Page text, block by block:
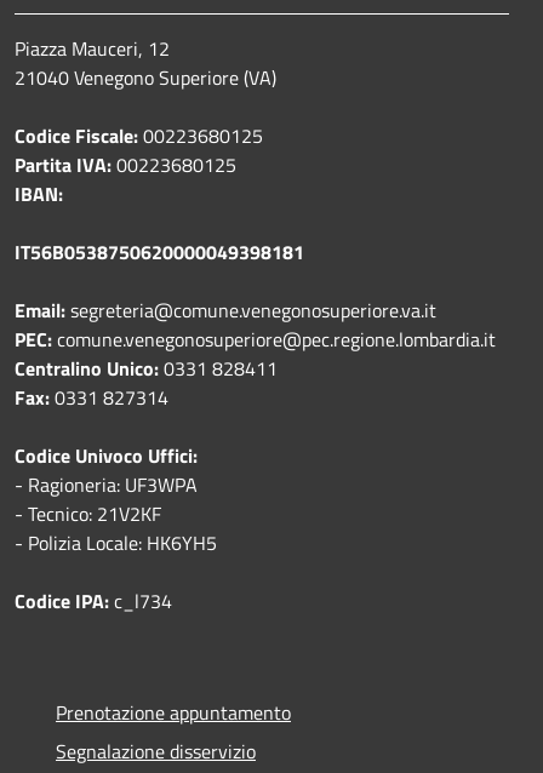
Piazza Mauceri, 12
21040 Venegono Superiore (VA)
Codice Fiscale:00223680125
Partita IVA:00223680125
IBAN:
IT56B0538750620000049398181
Email:segreteria@comune.venegonosuperiore.va.it
PEC:comune.venegonosuperiore@pec.regione.lombardia.it
Centralino Unico:0331 828411
Fax:0331 827314
Codice Univoco Uffici:
- Ragioneria: UF3WPA
- Tecnico: 21V2KF
- Polizia Locale: HK6YH5
Codice IPA:c_l734
Prenotazione appuntamento
Segnalazione disservizio